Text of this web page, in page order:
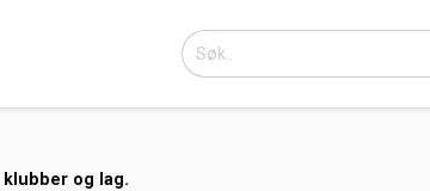
og lag.